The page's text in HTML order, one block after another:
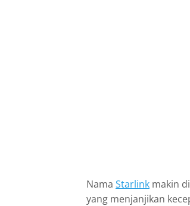
Nama Starlink makin
yang menjanjikan